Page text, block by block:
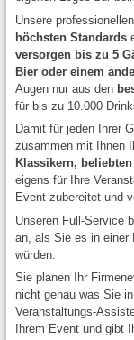
Unsere
höchsten Standards
versorgen bis zu 5
Bier oder einem
Augen nur aus den
für bis zu 10.000
Damit für jeden Ihrer
zusammen mit Ihnen
Klassikern,
eigens für Ihre
Event zubereitet und
Unseren Full-Service
an, als Sie es in einer
würden.
Sie planen Ihr
nicht genau was Sie
Veranstaltungs-
Ihrem Event und gibt